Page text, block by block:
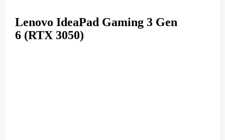
Lenovo IdeaPad Gaming 3 Gen
6 (RTX 3050)